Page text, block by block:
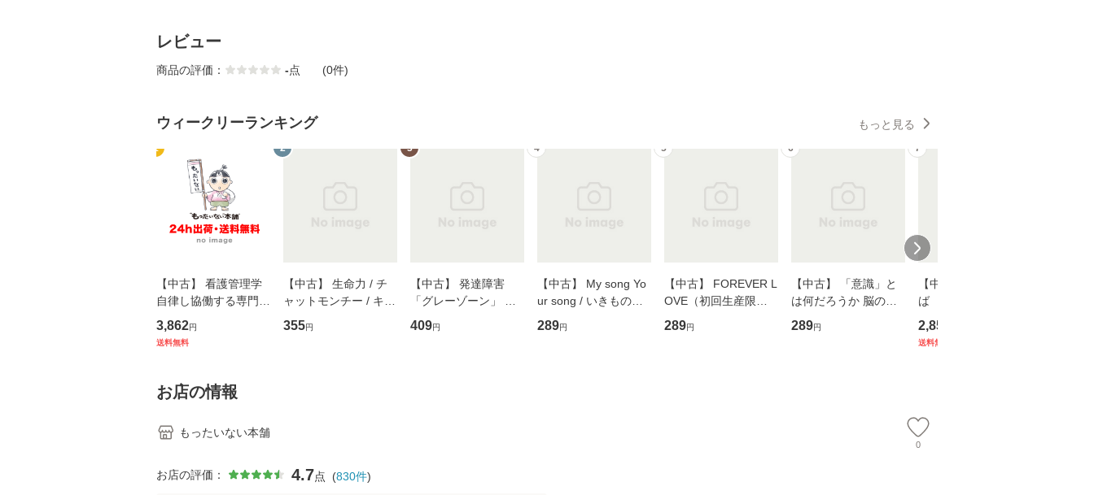
レビュー
商品の評価： -点 (0件)
ウィークリーランキング もっと見る
1
【中古】 看護管理学
自律し協働する専門職
の看護マネジメントス
キル 改訂第3版 (看護
堂 [単行
3,862円
送料無料
2
【中古】 生命力 / チ
ャットモンチー / キュ
ーンレコード [CD]
【メール便送料無料】
355円
3
【中古】 発達障害
「グレーゾーン」 そ
の正しい理解と克服法
(SB新書 572) / 岡田尊
409円
4
【中古】 My song Yo
ur song / いきものが
かり / [CD]【メール便
送料無料】
289円
5
【中古】 FOREVER L
OVE（初回生産限定
盤） / 清水翔太×加藤
ミリヤ / [CD]【メール
289円
6
【中古】 「意識」と
は何だろうか 脳の来
歴、知覚の錯誤 （講
談社現代新書） / 下条
289円
7
【中古】 耳をすませ
ば 〈2枚組〉 [DVD] /
ブエナ・ビスタ・ホー
ム・エンターテイメン
2,852
送料無料
お店の情報
もったいない本舗
0
お店の評価： 4.7点 (830件)